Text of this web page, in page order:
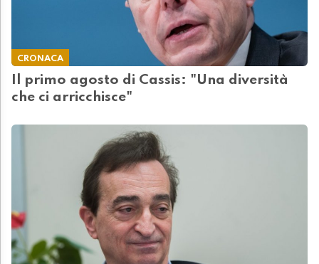
CRONACA
Il primo agosto di Cassis: "Una diversità
che ci arricchisce"